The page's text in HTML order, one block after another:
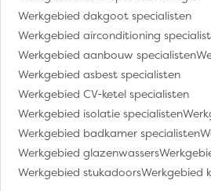
Werkgebied dakgoot specialisten
Werkgebied airconditioning
Werkgebied aanbouw specialisten
Werkgebied asbest specialisten
Werkgebied CV-ketel specialisten
Werkgebied isolatie specialisten
Werkgebied badkamer specialisten
Werkgebied glazenwassers
Werkgebied stukadoorsWerkgebied